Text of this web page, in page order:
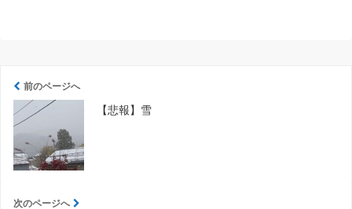
前のページへ
【悲報】雪
次のページへ